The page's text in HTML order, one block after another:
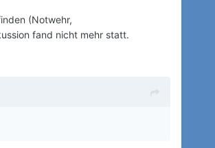
(Notwehr,
fand nicht mehr statt.